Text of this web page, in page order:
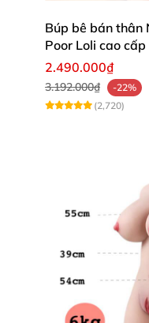
Búp bê bán thân
Poor Loli cao
2.490.000₫
3.192.000₫
-22%
(2,720)